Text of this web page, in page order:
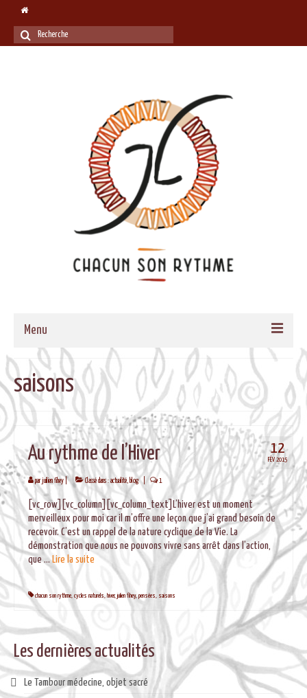
Rechercher
:
Menu
ACCUEIL
QUI SOMMES-NOUS
NOS PROPOSITIONS
TAMBOURS MEDECINE
CADRES EN BOIS MASSIF POUR TAMBOURS
FORMATIONS
MUSIQUE DE BIEN-ETRE
AGENDA
CONTACT
saisons
12
FÉV 2015
Au rythme de l’Hiver
par juilien fihey | Classé dans : actualité, blog 1
[vc_row][vc_column][vc_column_text]L’hiver est un moment
merveilleux pour moi car il m’offre une leçon que j’ai grand besoin de
recevoir. C’est un rappel de la nature cyclique de la Vie. La
démonstration que nous ne pouvons vivre sans arrêt dans l’action,
que …Lire la suite­­
chacun son rythme, cycles naturels, hiver, julien fihey, pensées, saisons
Les dernières actualités
Le Tambour médecine, objet sacré